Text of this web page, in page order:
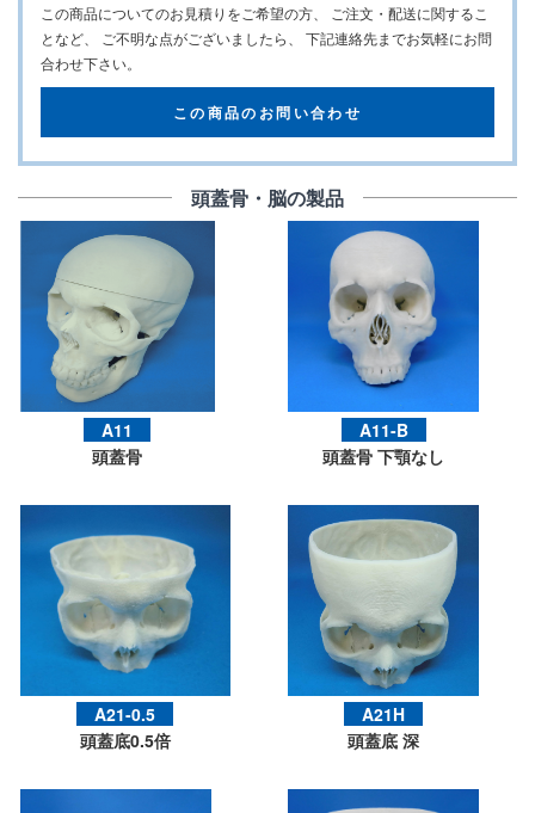
この商品についてのお見積りをご希望の方、
ご注文・配送に関するこ
となど、 ご不明な点がございましたら、
下記連絡先までお気軽にお問
合わせ下さい。
この商品のお問い合わせ
頭蓋骨・脳の製品
A11
頭蓋骨
A11-B
頭蓋骨 下顎なし
A21-0.5
頭蓋底0.5倍
A21H
頭蓋底 深